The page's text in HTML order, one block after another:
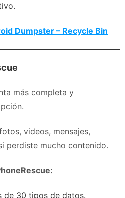
Dumpster – Recycle Bin
más completa y
videos, mensajes,
perdiste mucho contenido.
de 30 tipos de datos.